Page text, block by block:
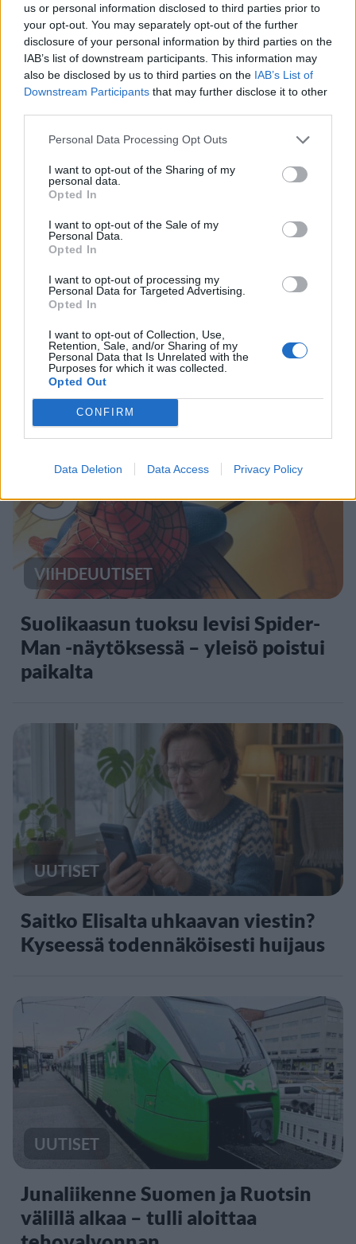
us or personal information disclosed to third parties prior to
your opt-out. You may separately opt-out of the further
disclosure of your personal information by third parties on the
IAB’s list of downstream participants. This information may
also be disclosed by us to third parties on the IAB’s List of
Downstream Participants that may further disclose it to other
Personal Data Processing Opt Outs
I want to opt-out of the Sharing of my
personal data.
Opted In
I want to opt-out of the Sale of my
Personal Data.
Opted In
I want to opt-out of processing my
Personal Data for Targeted Advertising.
Opted In
I want to opt-out of Collection, Use,
Retention, Sale, and/or Sharing of my
Personal Data that Is Unrelated with the
Purposes for which it was collected.
Opted Out
CONFIRM
Data Deletion Data Access Privacy Policy
UUTISET
Kela voi leikata tukia
ulkomaanmatkan vuoksi
4
UUTISET
Moottoripyöräilijä pakeni poliisia
– tutkaan hurja ylinopeus
5
VIIHDEUUTISET
Suolikaasun tuoksu levisi Spider-
Man -näytöksessä – yleisö poistui
paikalta
UUTISET
Saitko Elisalta uhkaavan viestin?
Kyseessä todennäköisesti huijaus
UUTISET
Junaliikenne Suomen ja Ruotsin
välillä alkaa – tulli aloittaa